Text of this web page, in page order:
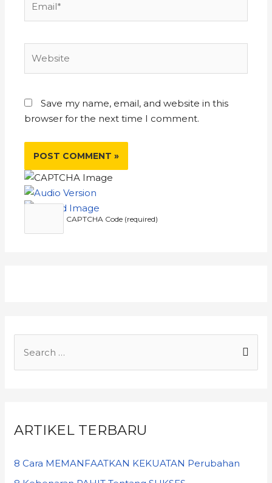
Save my name, email, and website in this
browser for the next time I comment.
CAPTCHA Code (required)
ARTIKEL TERBARU
8 Cara MEMANFAATKAN KEKUATAN Perubahan